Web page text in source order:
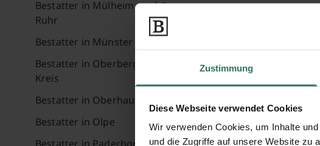
Zustimmung
Diese Webseite verwendet Cookies
Wir verwenden Cookies, um Inhalte
und die Zugriffe auf unsere Website zu
Bestatter in Mülheim an der
Ruhr
Bestatter in Münster
Bestatter in Oberbergischer
Kreis
Bestatter in Oberhausen
Bestatter in Olpe